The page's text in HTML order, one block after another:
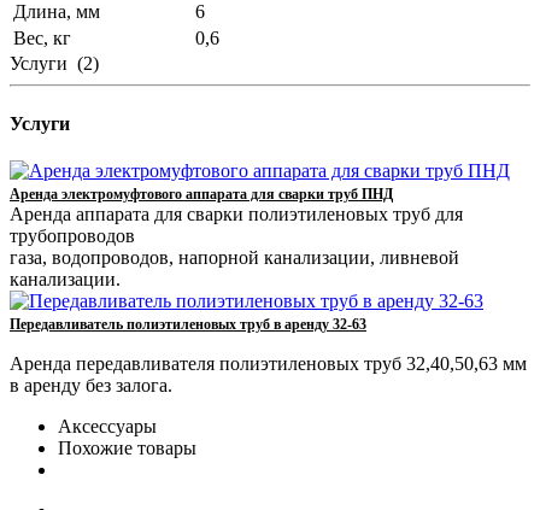
Длина, мм
6
Вес, кг
0,6
Услуги (2)
Услуги
Аренда электромуфтового аппарата для сварки труб ПНД
Аренда аппарата для сварки полиэтиленовых труб для
трубопроводов
газа, водопроводов, напорной канализации, ливневой
канализации.
Передавливатель полиэтиленовых труб в аренду 32-63
Аренда передавливателя полиэтиленовых труб 32,40,50,63 мм
в аренду без залога.
Аксессуары
Похожие товары